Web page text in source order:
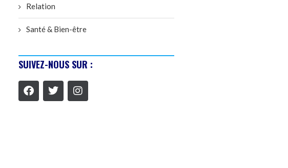
Relation
Santé & Bien-être
SUIVEZ-NOUS SUR :